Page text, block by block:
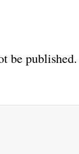
be published.